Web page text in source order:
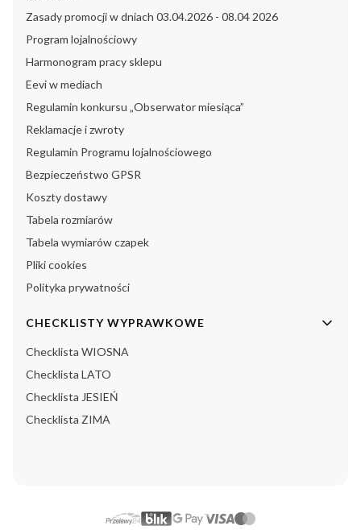
Zasady promocji w dniach 03.04.2026 - 08.04 2026
Program lojalnościowy
Harmonogram pracy sklepu
Eevi w mediach
Regulamin konkursu „Obserwator miesiąca”
Reklamacje i zwroty
Regulamin Programu lojalnościowego
Bezpieczeństwo GPSR
Koszty dostawy
Tabela rozmiarów
Tabela wymiarów czapek
Pliki cookies
Polityka prywatności
CHECKLISTY WYPRAWKOWE
Checklista WIOSNA
Checklista LATO
Checklista JESIEŃ
Checklista ZIMA